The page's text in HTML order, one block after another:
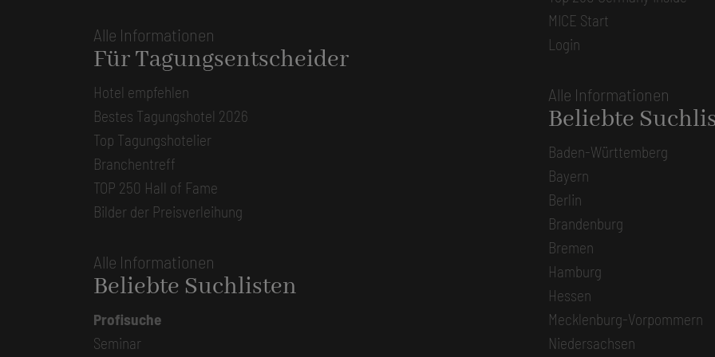
Alle Informationen
Für Tagungsentscheider
Hotel empfehlen
Bestes Tagungshotel 2026
Top Tagungshotelier
Branchentreff
TOP 250 Hall of Fame
Bilder der Preisverleihung
Alle Informationen
Beliebte Suchlisten
Profisuche
Seminar
MICE Start
Login
Alle Informationen
Beliebte
Baden-Württemberg
Bayern
Berlin
Brandenburg
Bremen
Hamburg
Hessen
Mecklenburg-Vorpommern
Niedersachsen